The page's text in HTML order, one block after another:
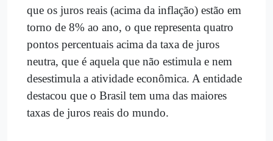
que os juros reais (acima da inflação) estão em
torno de 8% ao ano, o que representa quatro
pontos percentuais acima da taxa de juros
neutra, que é aquela que não estimula e nem
desestimula a atividade econômica. A entidade
destacou que o Brasil tem uma das maiores
taxas de juros reais do mundo.